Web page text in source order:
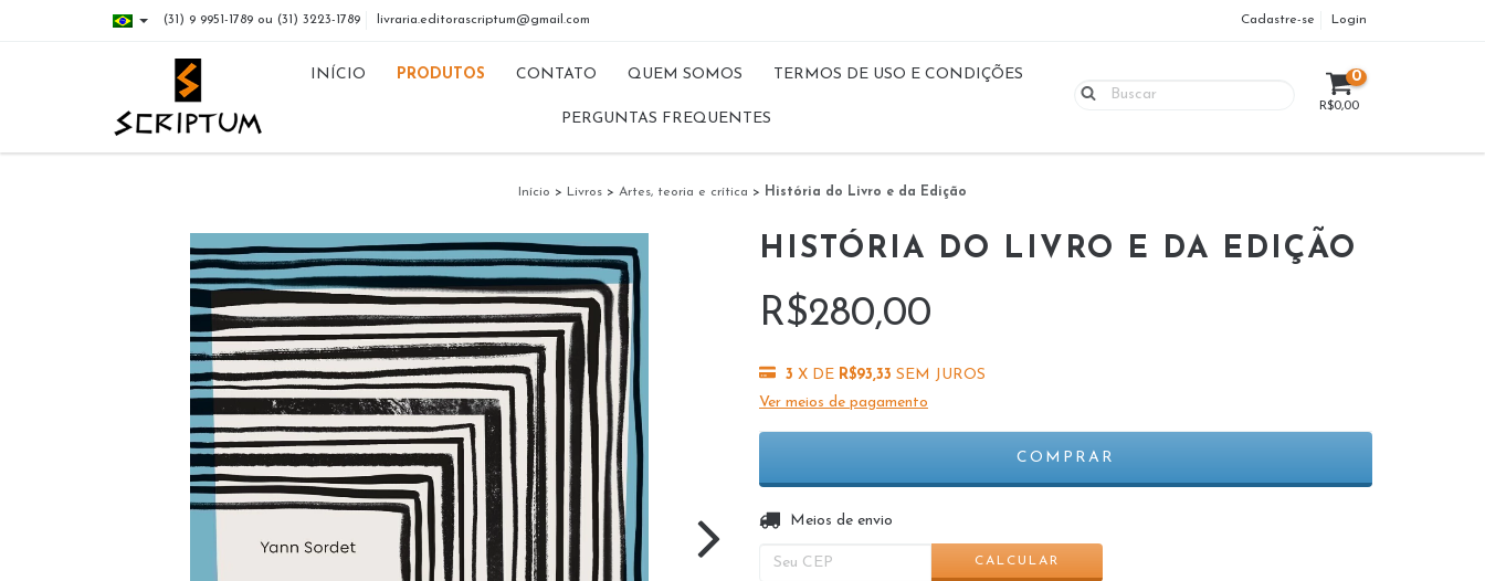
(31) 9 9951-1789 ou (31) 3223-1789 livraria.editorascriptum@gmail.com Cadastre-se Login
INÍCIO PRODUTOS CONTATO QUEM SOMOS TERMOS DE USO E CONDIÇÕES
PERGUNTAS FREQUENTES
0
R$0,00
Início > Livros > Artes, teoria e crítica > História do Livro e da Edição
HISTÓRIA DO LIVRO E DA EDIÇÃO
R$280,00
3 X DE R$93,33 SEM JUROS
Ver meios de pagamento
Entregas para o CEP:
Meios de envio
CALCULAR